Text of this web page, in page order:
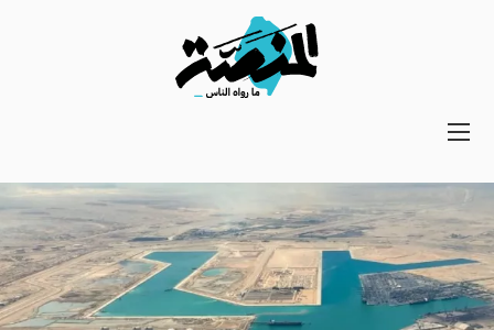
Main
Secondary
Navigation